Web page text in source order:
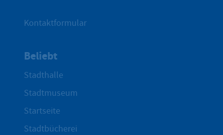
Kontaktformular
Beliebt
Stadthalle
Stadtmuseum
Startseite
Stadtbücherei